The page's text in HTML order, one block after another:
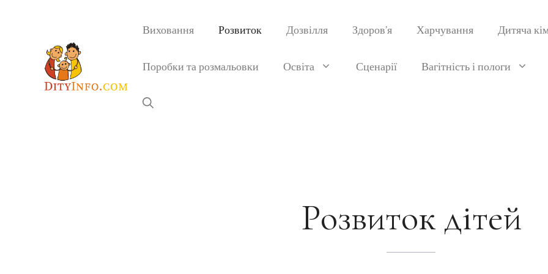
Виховання Розвиток Дозвілля Здоров’я Харчування Дитяча
Поробки та розмальовки Освіта Сценарії Вагітність і пологи
Розвиток дітей